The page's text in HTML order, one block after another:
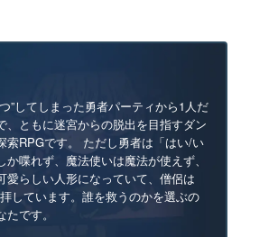
”してしまった勇者パーティから1人だ
、ともに迷宮からの脱出を目指すダン
索RPGです。 ただし勇者は「はい/い
か喋れず、魔法使いは魔法が使えず、
愛らしい人形になっていて、僧侶は
しています。誰を救うのかを選ぶの
たです。